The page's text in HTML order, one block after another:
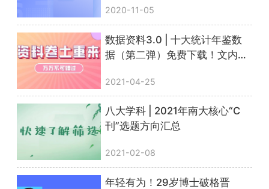
2020-11-05
数据资料3.0 | 十大统计年鉴数
据（第二弹）免费下载！文内附
2021-04-25
八大学科 | 2021年南大核心“C
刊”选题方向汇总
2021-02-08
年轻有为！29岁博士破格晋